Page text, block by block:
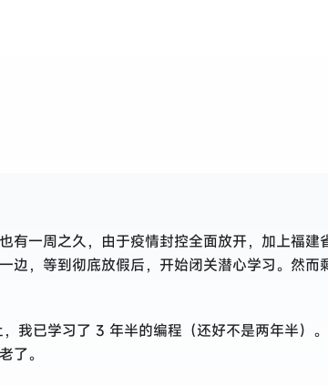
有一周之久，由于疫情封控全面放开，加上福
边，等到彻底放假后，开始闭关潜心学习。然
我已学习了 3 年半的编程（还好不是两年半）
了。